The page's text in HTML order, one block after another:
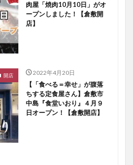
肉屋「焼肉10月10日」がオ
ープンしました！【倉敷開
店】
開店 2022年4月20日
【「食べる＝幸せ」が腹落
ちする定食屋さん】倉敷市
中島『食堂いおり』４月９
日オープン！【倉敷開店】